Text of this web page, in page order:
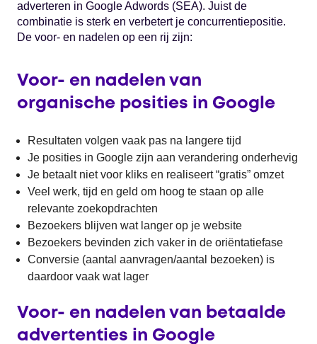
adverteren in Google Adwords (SEA). Juist de
combinatie is sterk en verbetert je concurrentiepositie.
De voor- en nadelen op een rij zijn:
Voor- en nadelen van
organische posities in Google
Resultaten volgen vaak pas na langere tijd
Je posities in Google zijn aan verandering onderhevig
Je betaalt niet voor kliks en realiseert “gratis” omzet
Veel werk, tijd en geld om hoog te staan op alle
relevante zoekopdrachten
Bezoekers blijven wat langer op je website
Bezoekers bevinden zich vaker in de oriëntatiefase
Conversie (aantal aanvragen/aantal bezoeken) is
daardoor vaak wat lager
Voor- en nadelen van betaalde
advertenties in Google